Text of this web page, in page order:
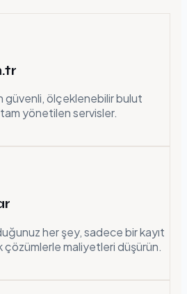
güvenli, ölçeklenebilir bulut
tam yönetilen servisler.
her şey, sadece bir kayıt
çözümlerle maliyetleri düşürün.